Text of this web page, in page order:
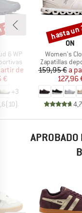
6 WP
reducido
de
€
+3
(10)
MARCA
ON
Artículo
Women's
Product group
Zapatillas
159,95 € a
127,96
4,7
Descuento
hasta
APROBADO